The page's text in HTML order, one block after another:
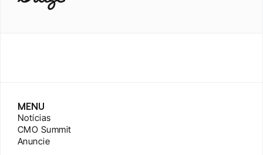
MENU
Notícias
CMO Summit
Anuncie